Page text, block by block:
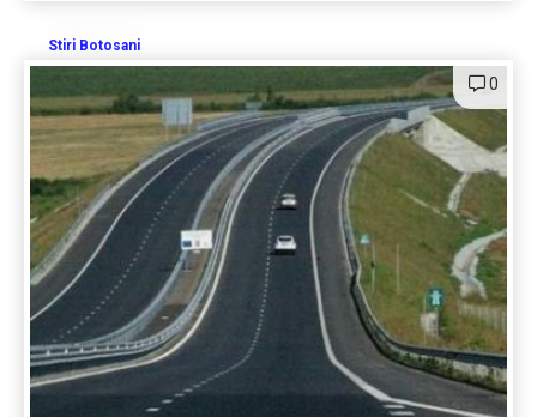
Stiri Botosani
0